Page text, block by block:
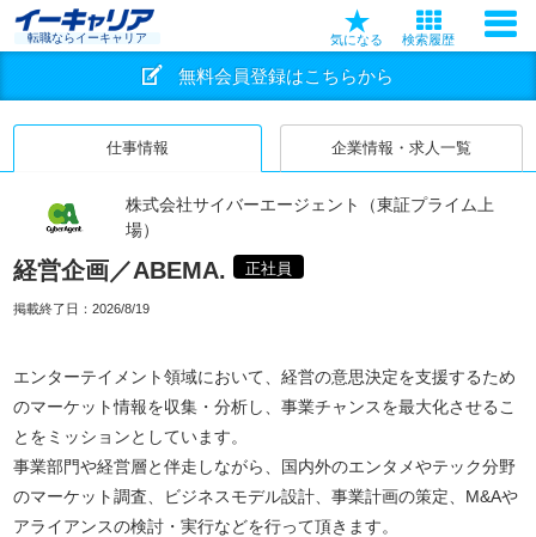
転職ならイーキャリア 気になる 検索履歴
無料会員登録はこちらから
仕事情報 企業情報・求人一覧
株式会社サイバーエージェント（東証プライム上
場）
経営企画／ABEMA. 正社員
掲載終了日： 2026/8/19
エンターテイメント領域において、経営の意思決定を支援するため
のマーケット情報を収集・分析し、事業チャンスを最大化させるこ
とをミッションとしています。
事業部門や経営層と伴走しながら、国内外のエンタメやテック分野
のマーケット調査、ビジネスモデル設計、事業計画の策定、M&Aや
アライアンスの検討・実行などを行って頂きます。